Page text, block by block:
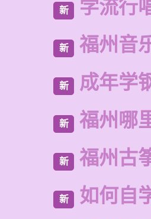
新 学流行
新 福州音
新 成年学
新 福州哪
新 福州古
新 如何自